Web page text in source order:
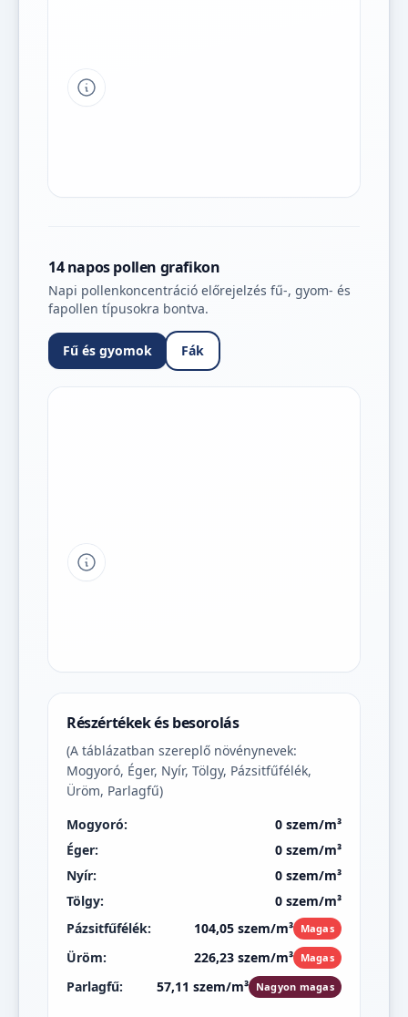
Tipp a grafikon jelmagyarázatához
14 napos pollen grafikon
Napi pollenkoncentráció előrejelzés fű-, gyom- és
fapollen típusokra bontva.
Fű és gyomok Fák
Tipp a grafikon jelmagyarázatához
Részértékek és besorolás
(A táblázatban szereplő növénynevek:
Mogyoró, Éger, Nyír, Tölgy, Pázsitfűfélék,
Üröm, Parlagfű)
Mogyoró:
0 szem/m³
Éger:
0 szem/m³
Nyír:
0 szem/m³
Tölgy:
0 szem/m³
Pázsitfűfélék:
104,05 szem/m³ Magas
Üröm: 226,23 szem/m³ Magas
Parlagfű: 57,11 szem/m³ Nagyon magas